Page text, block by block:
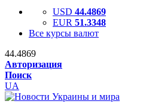
USD 44.4869
EUR 51.3348
Все курсы валют
44.4869
Авторизация
Поиск
UA